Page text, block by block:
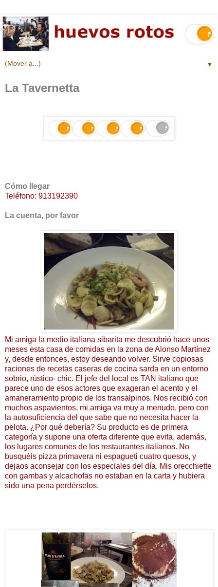
▼
La Tavernetta
Cómo llegar
Teléfono: 913192390
La cuenta, por favor
Mi amiga la medio italiana sibarita me descubrió hace unos
meses esta casa de comidas en la zona de Alonso Martínez
y, desde entonces, estoy deseando volver. Sirve copiosas
raciones de recetas caseras de cocina sarda en un entorno
sobrio, rústico- chic. El jefe del local es TAN italiano que
parece uno de esos actores que exageran el acento y el
amaneramiento propio de los transalpinos. Nos recibió con
muchos aspavientos, mi amiga va muy a menudo, pero con
la autosuficiencia del que sabe que no necesita hacer la
pelota. ¿Por qué debería? Su producto es de primera
categoría y supone una oferta diferente que evita, además,
los lugares comunes de los restaurantes italianos. No
busquéis pizza primavera ni espagueti cuatro quesos, y
dejaos aconsejar con los especiales del día. Mis orecchiette
con gambas y alcachofas no estaban en la carta y hubiera
sido una pena perdérselos.